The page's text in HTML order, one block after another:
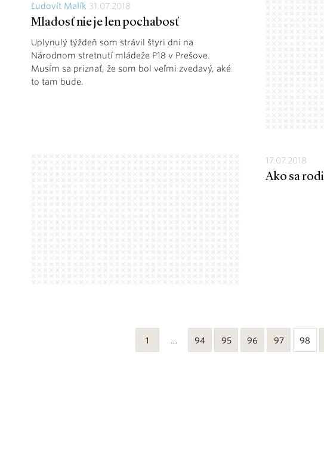
Ľudovít Malík 31.07.2018
Mladosť nie je len pochabosť
Uplynulý týždeň som strávil štyri dni na
Národnom stretnutí mládeže P18 v Prešove.
Musím sa priznať, že som bol veľmi zvedavý, aké
to tam bude.
17.07.2018
Ako sa
1 … 94 95 96 97 98